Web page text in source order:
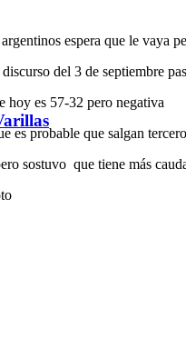
espera que le vaya
del 3 de septiembre
hoy es 57-32 pero negativa
probable que salgan
sostuvo que tiene más